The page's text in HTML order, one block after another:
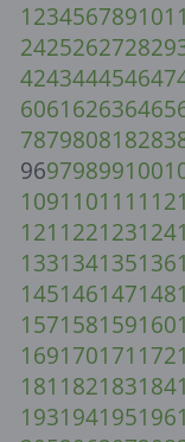
1234567891011
242526272829
424344454647
606162636465
787980818283
96979899100
109110111 112
121 122123124
133134135136
145146147148
157158159160
169170171 172
181 182183184
193194195196